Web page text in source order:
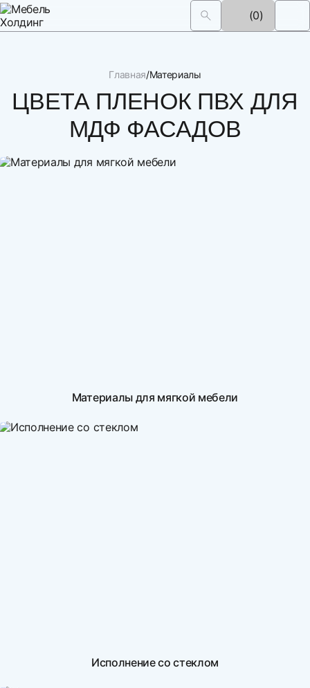
(0)
Главная Материалы
ЦВЕТА ПЛЕНОК ПВХ ДЛЯ
МДФ ФАСАДОВ
Материалы для мягкой мебели
Исполнение со стеклом